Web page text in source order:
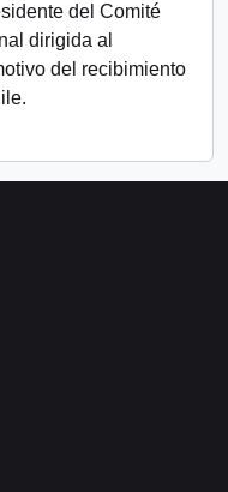
del Comité
dirigida al
del recibimiento